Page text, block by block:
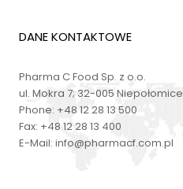
DANE KONTAKTOWE
Pharma C Food Sp. z o.o.
ul. Mokra 7; 32-005 Niepołomice
Phone: +48 12 28 13 500
Fax: +48 12 28 13 400
E-Mail: info@pharmacf.com.pl